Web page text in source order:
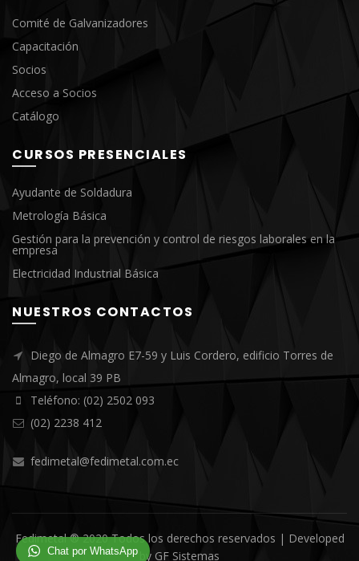
Comité de Galvanizadores
Capacitación
Socios
Acceso a Socios
Catálogo
CURSOS PRESENCIALES
Ayudante de Soldadura
Metrología Básica
Gestión para la prevención y control de riesgos laborales en la
empresa
Electricidad Industrial Básica
NUESTROS CONTACTOS
Diego de Almagro E7-59 y Luis Cordero, edificio Torres de
Almagro, local 39 PB
Teléfono: (02) 2502 093
(02) 2238 412
fedimetal@fedimetal.com.ec
Fedimetal ® 2020 Todos los derechos reservados | Developed
by GF Sistemas
Chat por WhatsApp